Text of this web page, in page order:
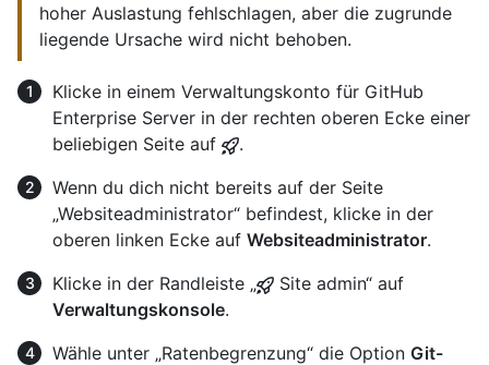
hoher Auslastung fehlschlagen, aber die zugrunde
liegende Ursache wird nicht behoben.
Klicke in einem Verwaltungskonto für GitHub
Enterprise Server in der rechten oberen Ecke einer
beliebigen Seite auf
.
Wenn du dich nicht bereits auf der Seite
„Websiteadministrator“ befindest, klicke in der
oberen linken Ecke auf Websiteadministrator.
Klicke in der Randleiste „
Site admin“ auf
Verwaltungskonsole.
Wähle unter „Ratenbegrenzung“ die Option Git-